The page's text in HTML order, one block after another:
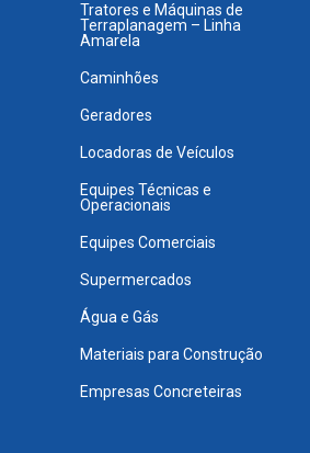
Tratores e Máquinas de
Terraplanagem – Linha
Amarela
Caminhões
Geradores
Locadoras de Veículos
Equipes Técnicas e
Operacionais
Equipes Comerciais
Supermercados
Água e Gás
Materiais para Construção
Empresas Concreteiras